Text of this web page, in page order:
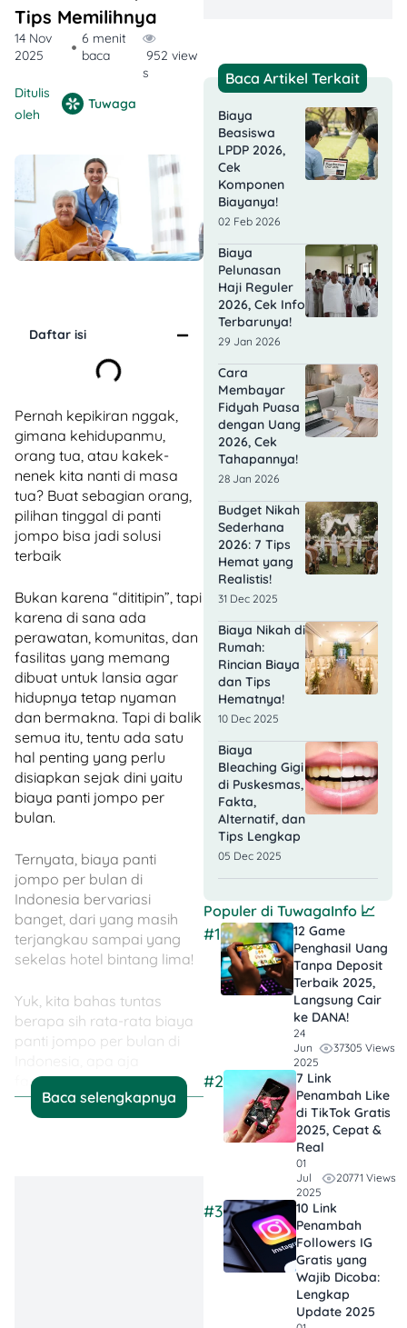
Tips Memilihnya
14 Nov
2025
6 menit
baca
952 view
s
Ditulis
oleh
Tuwaga
Daftar isi
Pernah kepikiran nggak,
gimana kehidupanmu,
orang tua, atau kakek-
nenek kita nanti di masa
tua? Buat sebagian orang,
pilihan tinggal di panti
jompo bisa jadi solusi
terbaik
Bukan karena “dititipin”, tapi
karena di sana ada
perawatan, komunitas, dan
fasilitas yang memang
dibuat untuk lansia agar
hidupnya tetap nyaman
dan bermakna. Tapi di balik
semua itu, tentu ada satu
hal penting yang perlu
disiapkan sejak dini yaitu
biaya panti jompo per
bulan.
Ternyata, biaya panti
jompo per bulan di
Indonesia bervariasi
banget, dari yang masih
terjangkau sampai yang
sekelas hotel bintang lima!
Yuk, kita bahas tuntas
berapa sih rata-rata biaya
panti jompo per bulan di
fasilitasnya, dan tips
memilihnya berikut ini!
Baca selengkapnya
Baca Artikel Terkait
Biaya
Beasiswa
LPDP 2026,
Cek
Komponen
Biayanya!
02 Feb 2026
Biaya
Pelunasan
Haji Reguler
2026, Cek Info
Terbarunya!
29 Jan 2026
Cara
Membayar
Fidyah Puasa
dengan Uang
2026, Cek
Tahapannya!
28 Jan 2026
Budget Nikah
Sederhana
2026: 7 Tips
Hemat yang
Realistis!
31 Dec 2025
Biaya Nikah di
Rumah:
Rincian Biaya
dan Tips
Hematnya!
10 Dec 2025
Biaya
Bleaching Gigi
di Puskesmas,
Fakta,
Alternatif, dan
Tips Lengkap
05 Dec 2025
Populer di TuwagaInfo 📈
#1
12 Game
Penghasil Uang
Tanpa Deposit
Terbaik 2025,
Langsung Cair
ke DANA!
24
Jun
2025
37305 Views
#2
7 Link
Penambah Like
di TikTok Gratis
2025, Cepat &
Real
01
Jul
2025
20771 Views
#3
10 Link
Penambah
Followers IG
Gratis yang
Wajib Dicoba:
Lengkap
Update 2025